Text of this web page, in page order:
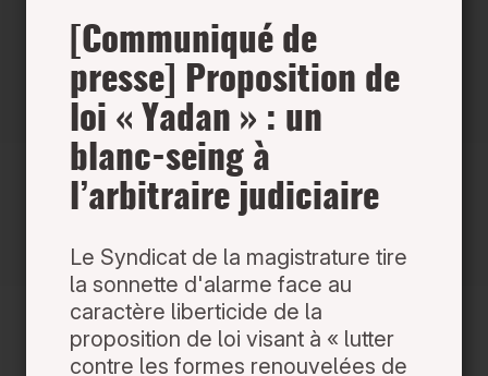
[Communiqué de
presse] Proposition de
loi « Yadan » : un
blanc-seing à
l’arbitraire judiciaire
Le Syndicat de la magistrature tire
la sonnette d'alarme face au
caractère liberticide de la
proposition de loi visant à « lutter
contre les formes renouvelées de